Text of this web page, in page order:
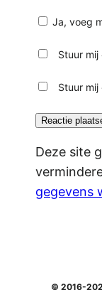
Ja, voeg
Stuur
Stuur
Deze site
gegevens
© 2016-